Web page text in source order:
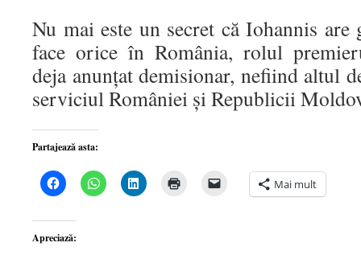
Nu mai este un secret că Iohannis
face orice în România, rolul
deja anunțat demisionar, nefiind altul
serviciul României și Republicii
Partajează asta:
Dă
clic
partaja
pe
Facebook(Se
Dă
clic
Dă
clic
pentru
Mai mult
Apreciază: